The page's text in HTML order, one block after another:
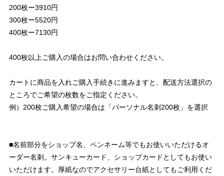
200枚ー3910円
300枚ー5520円
400枚ー7130円
400枚以上ご購入の場合はお問い合わせください。
カートに商品を入れご購入手続きに進みますと、配送方法選択の
ところでご希望の枚数をご指定ください。
例）200枚ご購入希望の場合は「パーソナル名刺200枚」を選択
■名前部分をショップ名、ペンネーム等でもお使いいただけるオ
ーダー名刺。サンキューカード、ショップカードとしてもお使い
いただけます。厚紙なのでアクセサリー台紙としてもご利用くだ